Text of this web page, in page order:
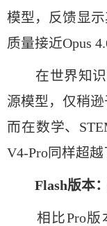
模型，反馈显示
质量接近Opus
在世界知识
源模型，仅稍逊
而在数学、
V4-Pro同样超
Flash版本
相比Pro版本